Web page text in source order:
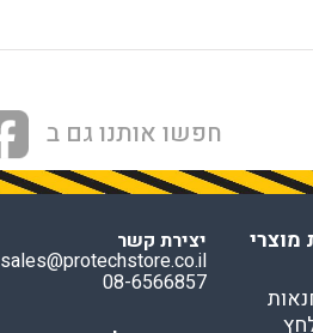
חפשו אותנו גם ב
מוצרי יצירת קשר
sales@protechstore.co.il
08-6566857